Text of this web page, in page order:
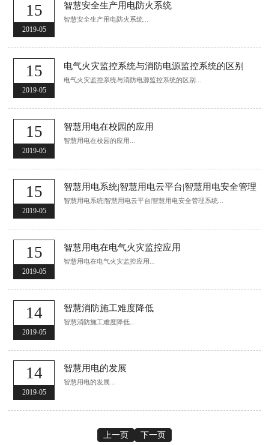
15
2019-05
智慧安全生产用电防火系统
智慧安全生产用电防火系统...
15
2019-05
电气火灾监控系统与消防电源监控系统的区别
电气火灾监控系统与消防电源监控系统的区别...
15
2019-05
智慧用电在校园的应用
智慧用电在校园的应用...
15
2019-05
智慧用电系统|智慧用电云平台|智慧用电安全管理
智慧用电系统|智慧用电云平台|智慧用电安全管理系统...
15
2019-05
智慧用电在电气火灾监控应用
智慧用电在电气火灾监控应用...
14
2019-05
智慧消防施工难度降低
智慧消防施工难度降低...
14
2019-05
智慧用电的发展
智慧用电的发展...
上一页 下一页